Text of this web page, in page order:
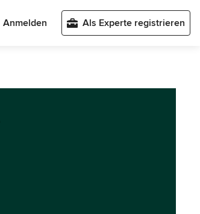
Anmelden Als Experte registrieren